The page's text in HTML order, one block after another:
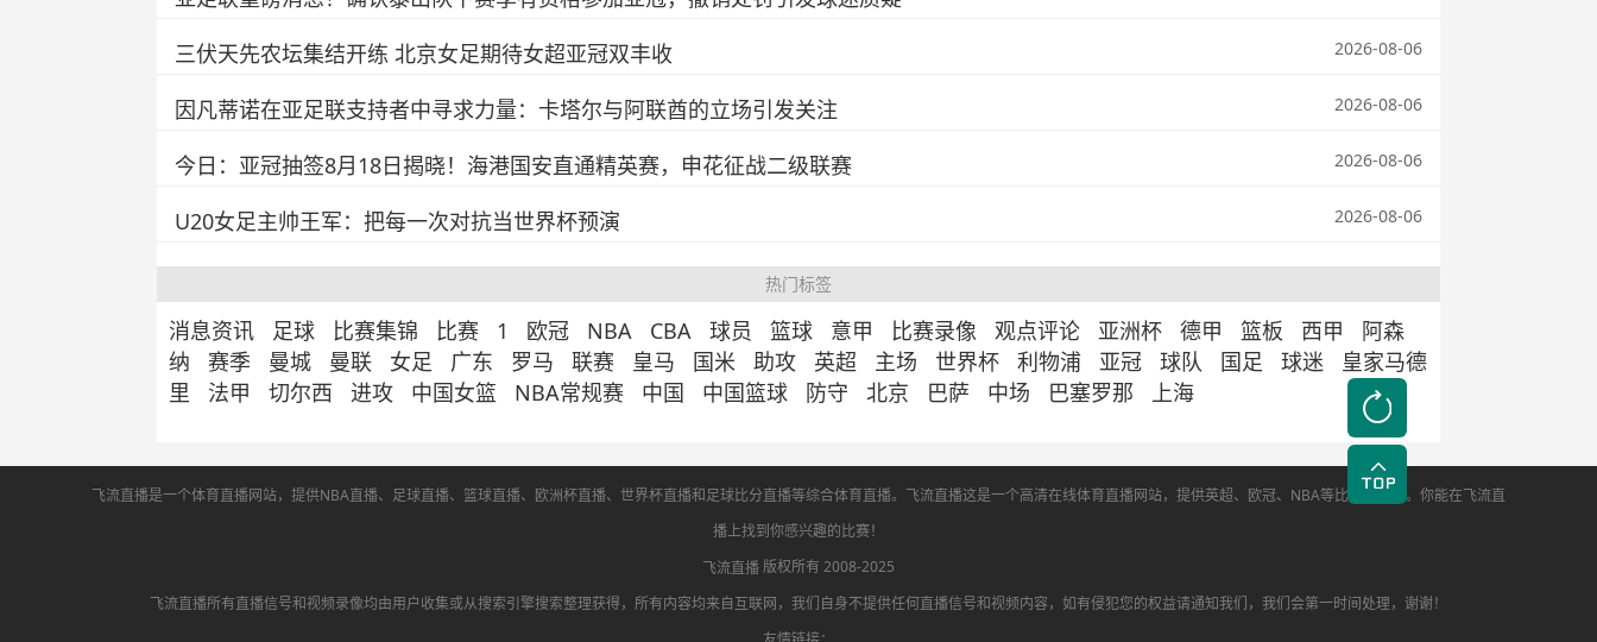
三伏天先农坛集结开练 北京女足期待女超亚冠双丰收 2026-08-06
因凡蒂诺在亚足联支持者中寻求力量：卡塔尔与阿联酋的立场引发关注 2026-08-06
今日：亚冠抽签8月18日揭晓！海港国安直通精英赛，申花征战二级联赛 2026-08-06
U20女足主帅王军：把每一次对抗当世界杯预演 2026-08-06
热门标签
消息资讯 足球 比赛集锦 比赛 1 欧冠 NBA CBA 球员 篮球 意甲 比赛录像 观点评论 亚洲杯 德甲 篮板 西甲
阿森
纳
赛季 曼城 曼联 女足 广东 罗马 联赛 皇马 国米 助攻 英超 主场 世界杯 利物浦 亚冠 球队 国足 球迷
皇家马德
里
法甲 切尔西 进攻 中国女篮 NBA常规赛 中国 中国篮球 防守 北京 巴萨 中场 巴塞罗那 上海
飞流直播是一个体育直播网站，提供NBA直播、足球直播、篮球直播、欧洲杯直播、世界杯直播和足球比分直播等综合体育直播。飞流直播这是一个高清在线体育直播网站，提供英超、欧冠、NBA等比赛的直播。你能在飞流直
播上找到你感兴趣的比赛！
飞流直播版权所有 2008-2025
飞流直播所有直播信号和视频录像均由用户收集或从搜索引擎搜索整理获得，所有内容均来自互联网，我们自身不提供任何直播信号和视频内容，如有侵犯您的权益请通知我们，我们会第一时间处理，谢谢！